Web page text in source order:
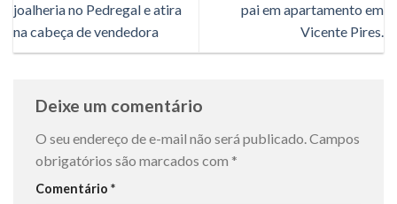
joalheria no Pedregal e atira
na cabeça de vendedora
pai em apartamento em
Vicente Pires.
Deixe um comentário
O seu endereço de e-mail não será publicado.Campos
obrigatórios são marcados com *
Comentário *